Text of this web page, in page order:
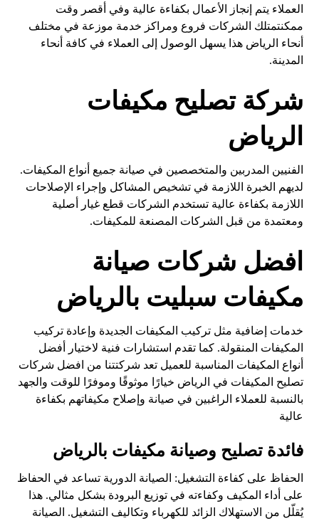
العملاء يتم إنجاز الأعمال بكفاءة عالية وفي أقصر وقت
ممكنتمتلك الشركات فروع ومراكز خدمة موزعة في مختلف
أنحاء الرياض هذا يسهل الوصول إلى العملاء في كافة أنحاء
المدينة.
شركة تصليح مكيفات
الرياض
الفنيين المدربين والمتخصصين في صيانة جميع أنواع المكيفات.
لديهم الخبرة اللازمة في تشخيص المشاكل وإجراء الإصلاحات
اللازمة بكفاءة عالية تستخدم الشركات قطع غيار أصلية
ومعتمدة من قبل الشركات المصنعة للمكيفات.
افضل شركات صيانة
مكيفات سبليت بالرياض
خدمات إضافية مثل تركيب المكيفات الجديدة وإعادة تركيب
المكيفات المنقولة. كما تقدم استشارات فنية لاختيار أفضل
أنواع المكيفات المناسبة للعميل تعد شركتتنا من افضل شركات
تصليح المكيفات في الرياض خيارًا موثوقًا وموفرًا للوقت والجهد
بالنسبة للعملاء الراغبين في صيانة وإصلاح مكيفاتهم بكفاءة
عالية
فائدة تصليح وصيانة مكيفات بالرياض
الحفاظ على كفاءة التشغيل: الصيانة الدورية تساعد في الحفاظ
على أداء المكيف وكفاءته في توزيع البرودة بشكل مثالي. هذا
يُقلّل من الاستهلاك الزائد للكهرباء وتكاليف التشغيل. الصيانة